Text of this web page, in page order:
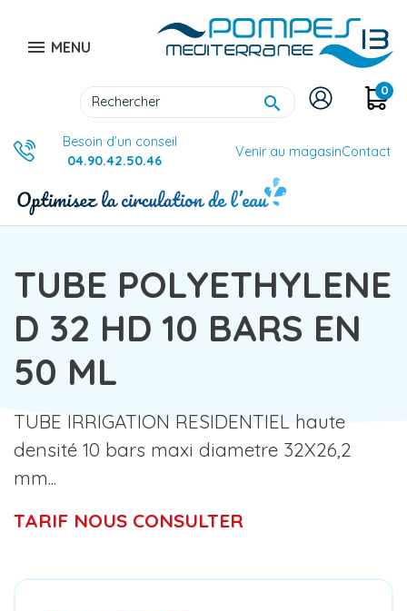
 MENU

0
Besoin d’un conseil
04.90.42.50.46
Venir au magasinContact
TUBE POLYETHYLENE
D 32 HD 10 BARS EN
50 ML
TUBE IRRIGATION RESIDENTIEL haute
densité 10 bars maxi diametre 32X26,2
mm...
TARIF NOUS CONSULTER